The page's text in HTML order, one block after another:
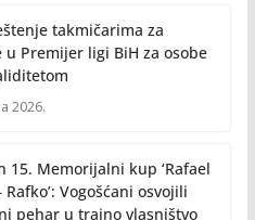
takmičarima za
u Premijer ligi BiH za osobe
2026.
15. Memorijalni kup ‘Rafael
Rafko’: Vogošćani osvojili
pehar u trajno vlasništvo